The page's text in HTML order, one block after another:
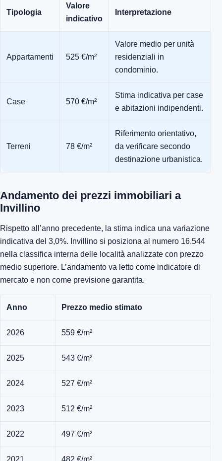
Tipologia
Valore
indicativo
Interpretazione
Appartamenti 525 €/m²
Valore medio per unità
residenziali in
condominio.
Case 570 €/m²
Stima indicativa per case
e abitazioni indipendenti.
Terreni 78 €/m²
Riferimento orientativo,
da verificare secondo
destinazione urbanistica.
Andamento dei prezzi immobiliari a
Invillino
Rispetto all’anno precedente, la stima indica una variazione
indicativa del 3,0%. Invillino si posiziona al numero 16.544
nella classifica interna delle località analizzate con prezzo
medio superiore. L’andamento va letto come indicatore di
mercato e non come previsione garantita.
Anno Prezzo medio stimato
2026 559 €/m²
2025 543 €/m²
2024 527 €/m²
2023 512 €/m²
2022 497 €/m²